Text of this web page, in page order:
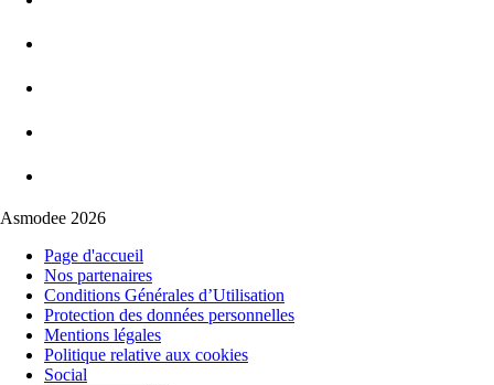
Asmodee 2026
Page d'accueil
Nos partenaires
Conditions Générales d’Utilisation
Protection des données personnelles
Mentions légales
Politique relative aux cookies
Social